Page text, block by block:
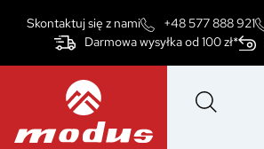
Skontaktuj się z nami +48 577 888 921
Darmowa wysyłka od 100 zł*